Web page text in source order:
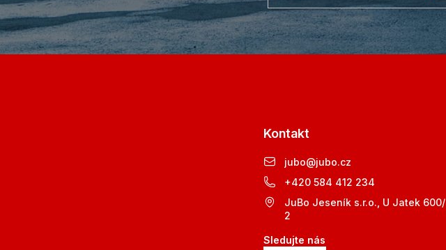
Kontakt
jubo@jubo.cz
+420 584 412 234
JuBo Jeseník s.r.o., U Jatek 600/
2
Sledujte nás